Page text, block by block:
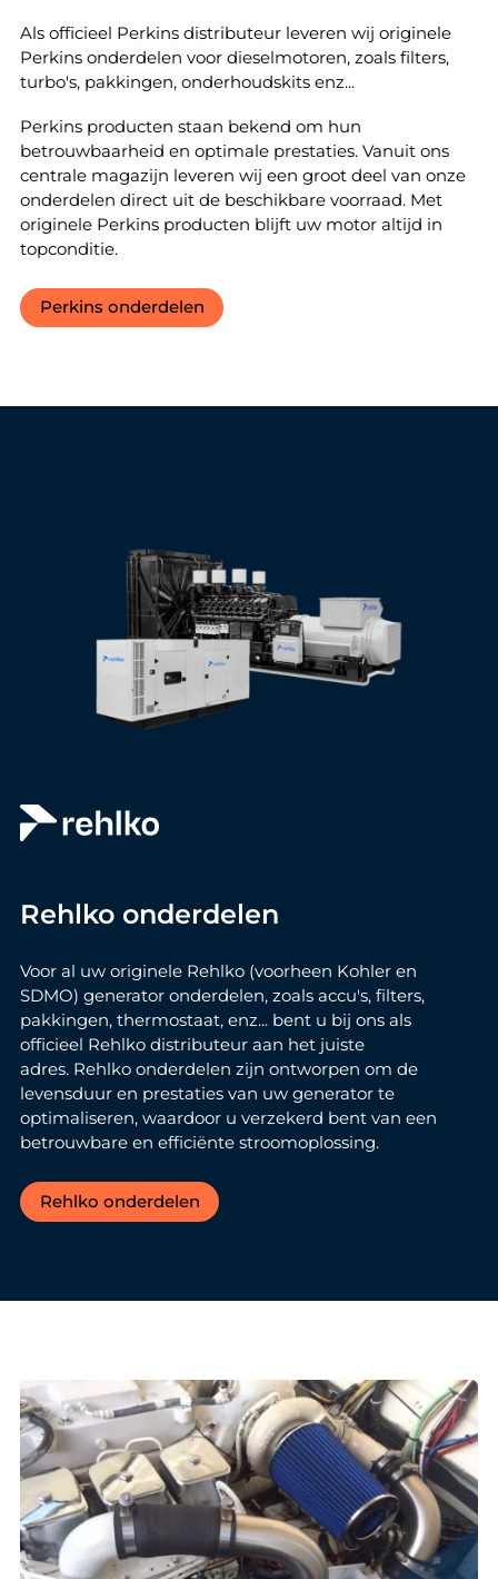
Als officieel Perkins distributeur leveren wij originele
Perkins onderdelen voor dieselmotoren, zoals filters,
turbo's, pakkingen, onderhoudskits enz...
Perkins producten staan bekend om hun
betrouwbaarheid en optimale prestaties. Vanuit ons
centrale magazijn leveren wij een groot deel van onze
onderdelen direct uit de beschikbare voorraad. Met
originele Perkins producten blijft uw motor altijd in
topconditie.
Perkins onderdelen
Rehlko onderdelen
Voor al uw originele Rehlko (voorheen Kohler en
SDMO) generator onderdelen, zoals accu's, filters,
pakkingen, thermostaat, enz... bent u bij ons als
officieel Rehlko distributeur aan het juiste
adres. Rehlko onderdelen zijn ontworpen om de
levensduur en prestaties van uw generator te
optimaliseren, waardoor u verzekerd bent van een
betrouwbare en efficiënte stroomoplossing.
Rehlko onderdelen